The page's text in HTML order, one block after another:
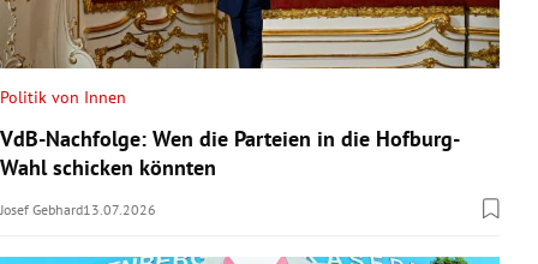
Politik von Innen
VdB-Nachfolge: Wen die Parteien in die Hofburg-
Wahl schicken könnten
Josef Gebhard13.07.2026